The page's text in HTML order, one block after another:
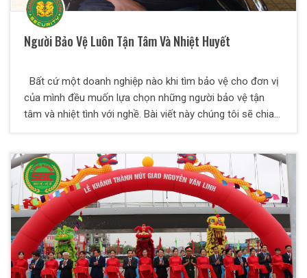
Người Bảo Vệ Luôn Tận Tâm Và Nhiệt Huyết
Bất cứ một doanh nghiệp nào khi tìm bảo vệ cho đơn vị
của mình đều muốn lựa chọn những người bảo vệ tận
tâm và nhiệt tình với nghề. Bài viết này chúng tôi sẽ chia
chọn cho mình những nhân viên bảo vệ chất lượng nhất.